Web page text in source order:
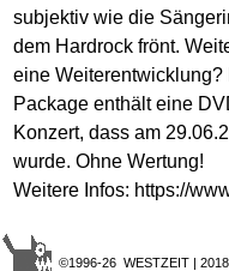
subjektiv wie die
dem Hardrock frönt.
eine
Package enthält eine
Konzert, dass am
wurde. Ohne Wertung!
Weitere Infos: https://
©1996-26 WESTZEIT |